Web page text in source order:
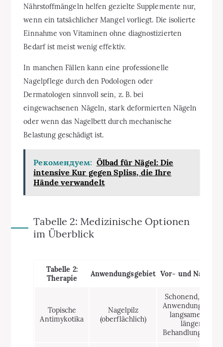
Nährstoffmängeln helfen gezielte Supplemente nur,
wenn ein tatsächlicher Mangel vorliegt. Die isolierte
Einnahme von Vitaminen ohne diagnostizierten
Bedarf ist meist wenig effektiv.
In manchen Fällen kann eine professionelle
Nagelpflege durch den Podologen oder
Dermatologen sinnvoll sein, z. B. bei
eingewachsenen Nägeln, stark deformierten Nägeln
oder wenn das Nagelbett durch mechanische
Belastung geschädigt ist.
Рекомендуем: Ölbad für Nägel: Die
intensive Kur gegen Spliss, die Ihre
Hände verwandelt
Tabelle 2: Medizinische Optionen
im Überblick
Tabelle 2:
Therapie
Anwendungsgebiet Vor- und
Topische
Antimykotika
Nagelpilz
(oberflächlich)
Schonend, lokale
Anwendung;
langsamer, oft
längere